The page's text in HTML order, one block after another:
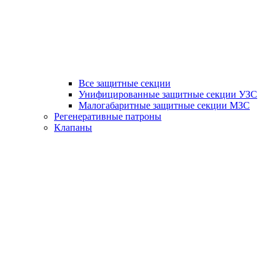
Все защитные секции
Унифицированные защитные секции УЗС
Малогабаритные защитные секции МЗС
Регенеративные патроны
Клапаны